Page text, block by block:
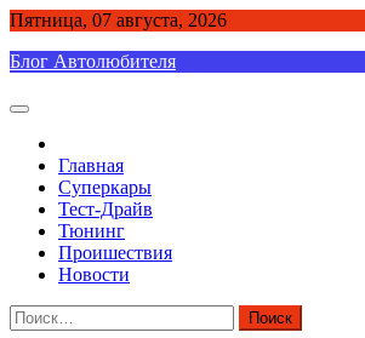
Skip
content
Пятница, 07 августа, 2026
Блог Автолюбителя
Главная
Суперкары
Тест-Драйв
Тюнинг
Проишествия
Новости
Найти: